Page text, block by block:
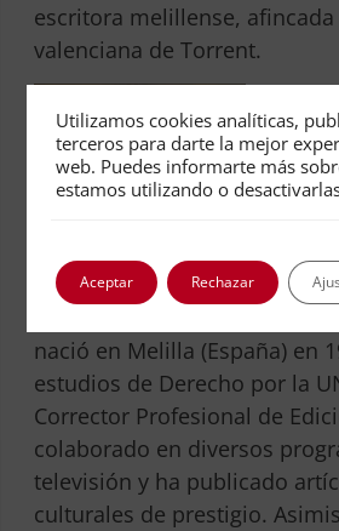
escritora melillense,
valenciana de Torrent.
nació en Melilla (España) en
estudios de Derecho por la
Corrector Profesional de
colaborado en diversos
televisión y ha publicado
culturales de prestigio.
Utilizamos cookies analíticas,
terceros para darte la mejor
web. Puedes informarte más
estamos utilizando o
Aceptar Rechazar